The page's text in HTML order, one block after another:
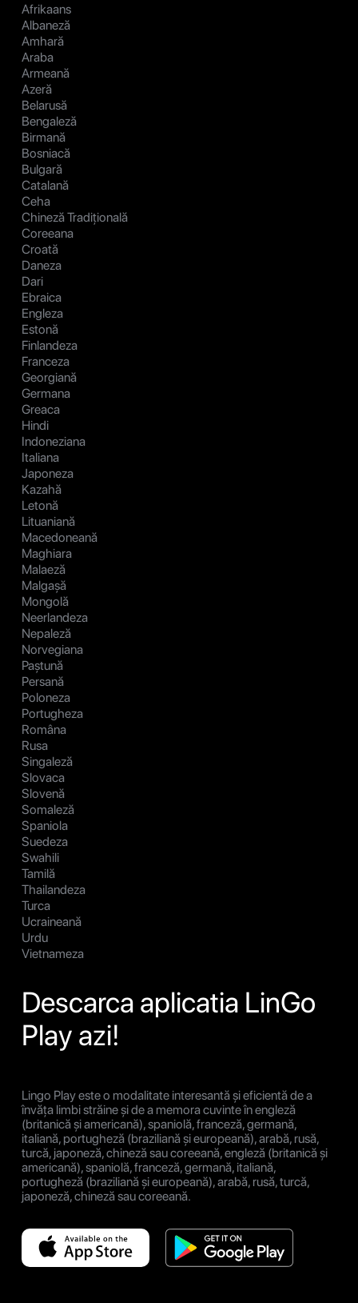
Afrikaans
Albaneză
Amhară
Araba
Armeană
Azeră
Belarusă
Bengaleză
Birmană
Bosniacă
Bulgară
Catalană
Ceha
Chineză Tradițională
Coreeana
Croată
Daneza
Dari
Ebraica
Engleza
Estonă
Finlandeza
Franceza
Georgiană
Germana
Greaca
Hindi
Indoneziana
Italiana
Japoneza
Kazahă
Letonă
Lituaniană
Macedoneană
Maghiara
Malaeză
Malgașă
Mongolă
Neerlandeza
Nepaleză
Norvegiana
Paștună
Persană
Poloneza
Portugheza
Româna
Rusa
Singaleză
Slovaca
Slovenă
Somaleză
Spaniola
Suedeza
Swahili
Tamilă
Thailandeza
Turca
Ucraineană
Urdu
Vietnameza
Descarca aplicatia LinGo
Play azi!
Lingo Play este o modalitate interesantă și eficientă de a
învăța limbi străine și de a memora cuvinte în engleză
(britanică și americană), spaniolă, franceză, germană,
italiană, portugheză (braziliană și europeană), arabă, rusă,
turcă, japoneză, chineză sau coreeană, engleză (britanică și
americană), spaniolă, franceză, germană, italiană,
portugheză (braziliană și europeană), arabă, rusă, turcă,
japoneză, chineză sau coreeană.